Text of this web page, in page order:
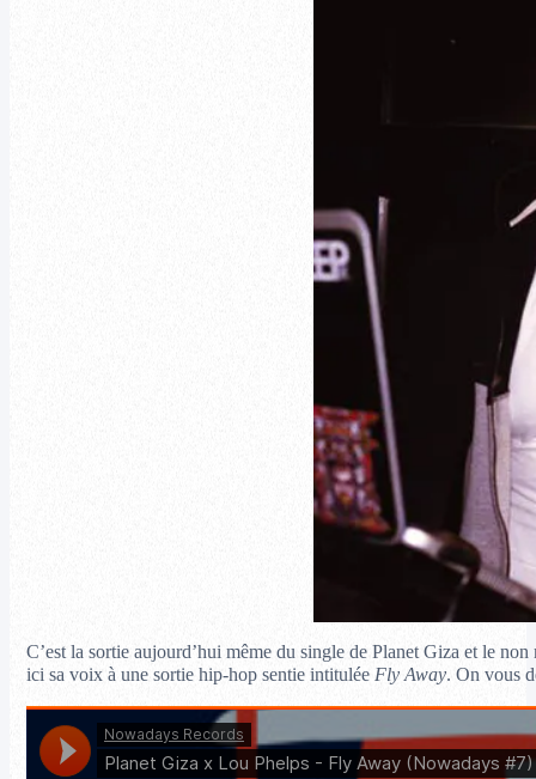
C’est la sortie aujourd’hui même du single de Planet Giza et le
ici sa voix à une sortie hip-hop sentie intitulée Fly Away. On vous